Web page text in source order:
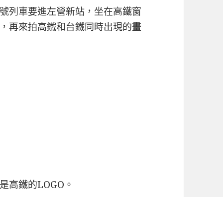
列車要進左營新站，坐在高鐵窗
再來拍高鐵和台鐵同時出現的畫
高鐵的LOGO。